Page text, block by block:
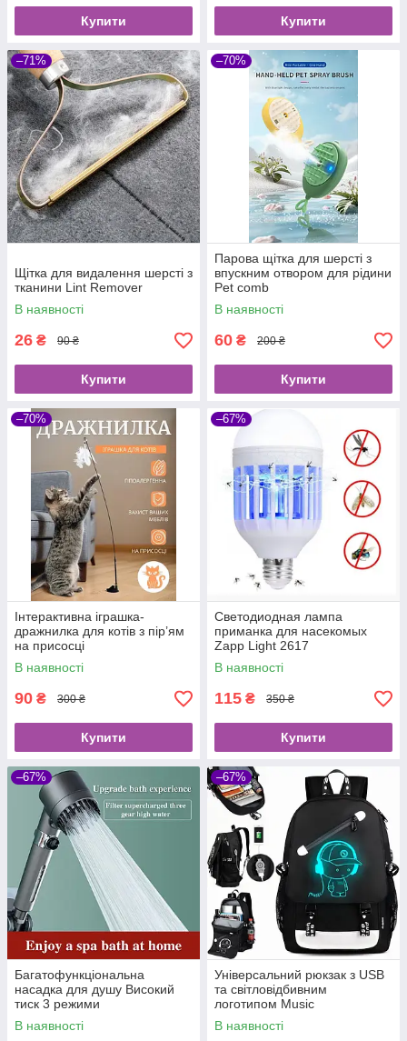
Купити Купити
–71%
Щітка для видалення шерсті з
тканини Lint Remover
В наявності
26 ₴ 90 ₴
Купити
–70%
Парова щітка для шерсті з
впускним отвором для рідини
Pet comb
В наявності
60 ₴ 200 ₴
Купити
–70%
Інтерактивна іграшка-
дражнилка для котів з пір’ям
на присосці
В наявності
90 ₴ 300 ₴
Купити
–67%
Светодиодная лампа
приманка для насекомых
Zapp Light 2617
уничтожитель насекомых
В наявності
115 ₴ 350 ₴
Купити
–67%
Багатофункціональна
насадка для душу Високий
тиск 3 режими
В наявності
–67%
Універсальний рюкзак з USB
та світловідбивним
логотипом Music
В наявності